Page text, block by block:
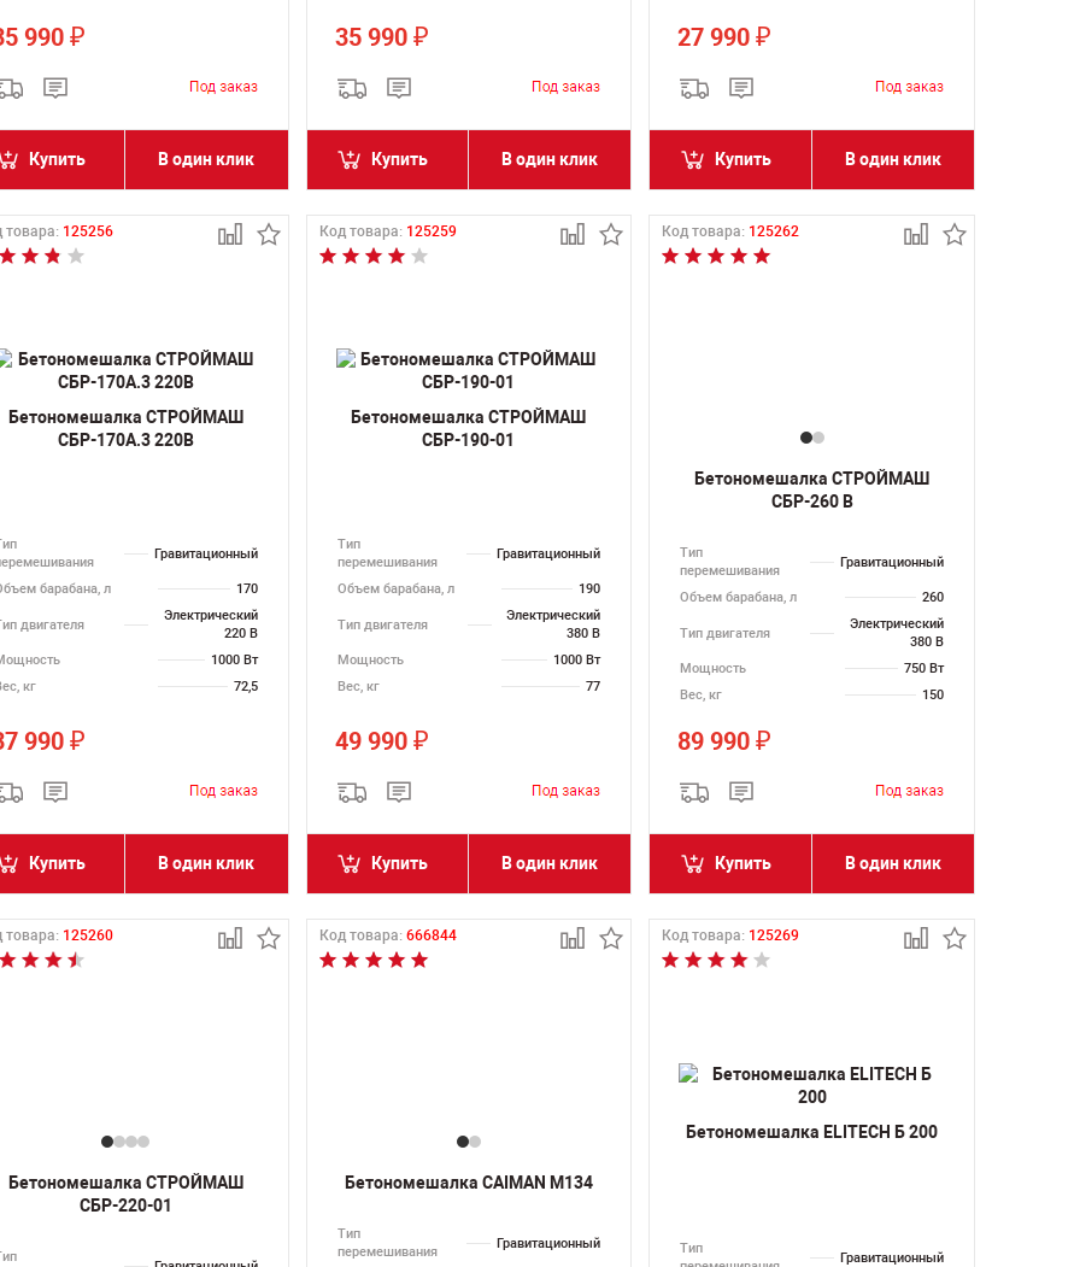
990 ₽
Купить В один клик
35 990 ₽
Купить В один клик
27 990₽
Купить В один клик
товара: 125256
Бетономешалка СТРОЙМАШ
СБР-170А.3 220В
Гравитационный
барабана, л 170
двигателя
Электрический
220 В
1000 Вт
кг
72,5
990 ₽
Купить В один клик
Код товара: 125259
Бетономешалка СТРОЙМАШ
СБР-190-01
Тип
перемешивания
Гравитационный
Объем барабана, л 190
Тип двигателя
Электрический
380 В
Мощность
1000 Вт
Вес, кг
77
49 990 ₽
Купить В один клик
Код товара: 125262
Бетономешалка СТРОЙМАШ
СБР-260 В
Тип
перемешивания
Гравитационный
Объем барабана, л 260
Тип двигателя
Электрический
380 В
Мощность
750 Вт
Вес, кг
150
89 990₽
Купить В один клик
товара: 125260
Бетономешалка СТРОЙМАШ
СБР-220-01
Код товара: 666844
Бетономешалка CAIMAN M134
Тип
перемешивания
Гравитационный
Код товара: 125269
Бетономешалка ELITECH Б 200
Тип
Гравитационный